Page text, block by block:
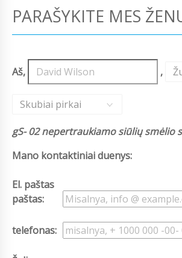
PARAŠYKITE MES
Aš, ,
Skubiai pirkai
gS- 02 nepertraukiamo siūlių smėlio
Mano kontaktiniai duenys:
El. paštas
paštas:
telefonas: